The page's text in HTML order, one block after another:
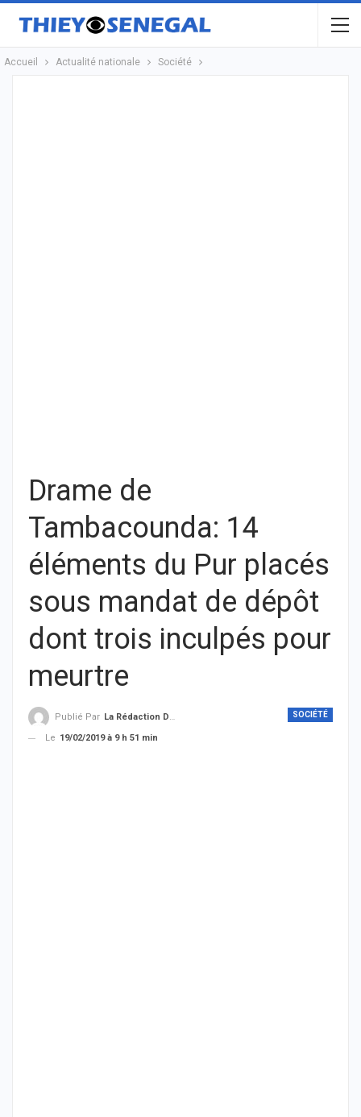
Accueil Actualité nationale Société
Drame de
Tambacounda: 14
éléments du Pur placés
sous mandat de dépôt
dont trois inculpés pour
meurtre
SOCIÉTÉ
Publié Par La Rédaction De THIEYSENEGAL.com
Le 19/02/2019 à 9 h 51 min